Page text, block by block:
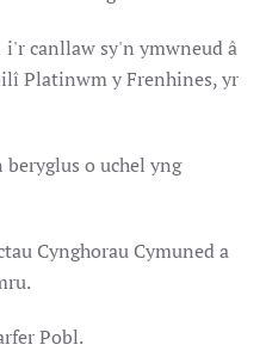
canllaw sy'n ymwneud â
Platinwm y Frenhines, yr
o uchel yng
Cynghorau Cymuned a
Pobl.